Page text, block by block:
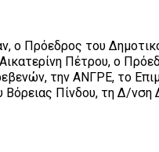
ο Πρόεδρος του
Πέτρου, ο
την ΑΝΓΡΕ, το
Βόρειας Πίνδου, τη Δ/